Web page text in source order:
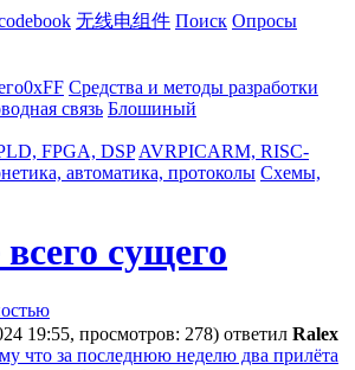
无线电组件 Поиск Опросы
0xFF Средства и методы разработки
связь Блошиный
FPGA, DSP AVRPICARM, RISC-
автоматика, протоколы Схемы,
сущего
19:55, просмотров: 278) ответил Ralex
что за последнюю неделю два прилёта